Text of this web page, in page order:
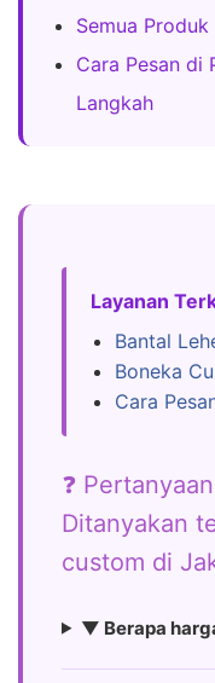
Semua
Cara Pesan di
Langkah
Layanan
Bantal
Boneka
Cara
❓
Ditanyakan
custom di
▼ Berapa